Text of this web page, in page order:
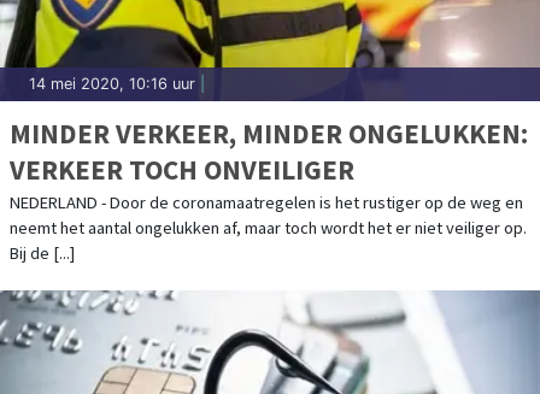
14 mei 2020, 10:16 uur
MINDER VERKEER, MINDER ONGELUKKEN:
VERKEER TOCH ONVEILIGER
NEDERLAND - Door de coronamaatregelen is het rustiger op de weg en
neemt het aantal ongelukken af, maar toch wordt het er niet veiliger op.
Bij de [...]